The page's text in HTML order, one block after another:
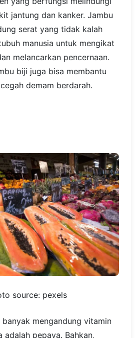
jantung dan kanker. Jambu
serat yang tidak kalah
manusia untuk mengikat
melancarkan pencernaan.
biji juga bisa membantu
demam berdarah.
source: pexels
banyak mengandung vitamin
adalah pepaya. Bahkan,